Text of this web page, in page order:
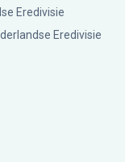
Eredivisie
Eredivisie